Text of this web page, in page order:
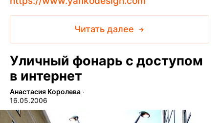
Читать далее
Уличный фонарь с доступом
в интернет
Анастасия Королева ∙
16.05.2006